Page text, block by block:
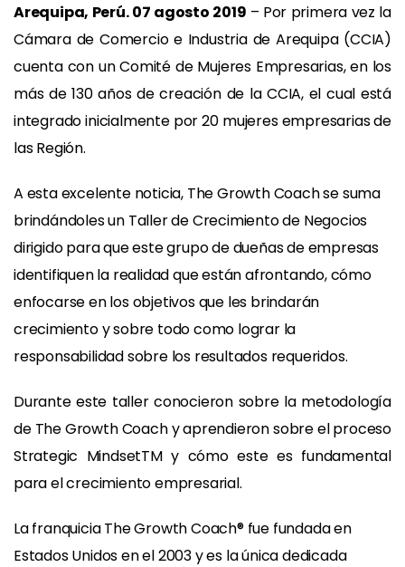
Arequipa, Perú. 07 agosto 2019 – Por primera vez la
Cámara de Comercio e Industria de Arequipa (CCIA)
cuenta con un Comité de Mujeres Empresarias, en los
más de 130 años de creación de la CCIA, el cual está
integrado inicialmente por 20 mujeres empresarias de
las Región.
A esta excelente noticia, The Growth Coach se suma
brindándoles un Taller de Crecimiento de Negocios
dirigido para que este grupo de dueñas de empresas
identifiquen la realidad que están afrontando, cómo
enfocarse en los objetivos que les brindarán
crecimiento y sobre todo como lograr la
responsabilidad sobre los resultados requeridos.
Durante este taller conocieron sobre la metodología
de The Growth Coach y aprendieron sobre el proceso
Strategic MindsetTM y cómo este es fundamental
para el crecimiento empresarial.
La franquicia The Growth Coach® fue fundada en
Estados Unidos en el 2003 y es la única dedicada